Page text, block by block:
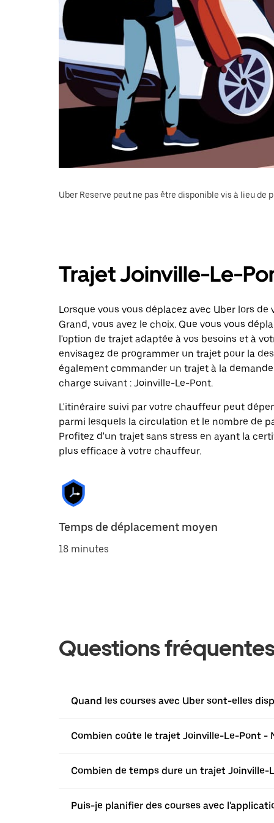
Uber Reserve peut ne pas être disponible vis à lieu de
Trajet Joinville-Le-
Lorsque vous vous déplacez avec Uber lors
Grand, vous avez le choix. Que vous vous
l'option de trajet adaptée à vos besoins et à
envisagez de programmer un trajet pour la
également commander un trajet à la
charge suivant : Joinville-Le-Pont.
L'itinéraire suivi par votre chauffeur peut
parmi lesquels la circulation et le nombre de
Profitez d'un trajet sans stress en ayant la
plus efficace à votre chauffeur.
Temps de déplacement moyen
18 minutes
Questions
Quand les courses avec Uber sont-elles
Combien coûte le trajet Joinville-Le-Pont -
Combien de temps dure un trajet Joinville-
Puis-je planifier des courses avec